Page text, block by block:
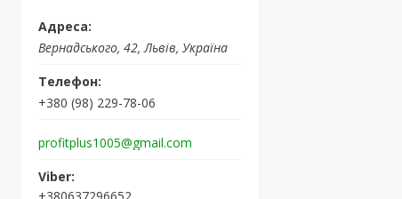
Вернадського, 42, Львів, Україна
+380 (98) 229-78-06
profitplus1005@gmail.com
+380637296652